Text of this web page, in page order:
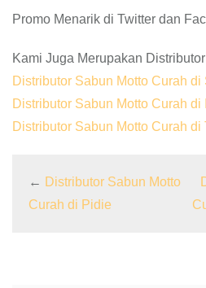
Promo Menarik di Twitter dan
Kami Juga Merupakan
Distributor Sabun Motto Curah di
Distributor Sabun Motto Curah di
Distributor Sabun Motto Curah di
← Distributor Sabun Motto
Curah di Pidie